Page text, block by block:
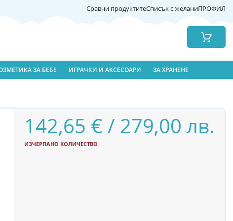
Сравни продуктитеСписък с желаниПРОФИЛ
Количка
ЗА БЕБЕ ИГРАЧКИ И АКСЕСОАРИ ЗА ХРАНЕНЕ
142,65 € / 279,00 лв.
ИЗЧЕРПАНО КОЛИЧЕСТВО